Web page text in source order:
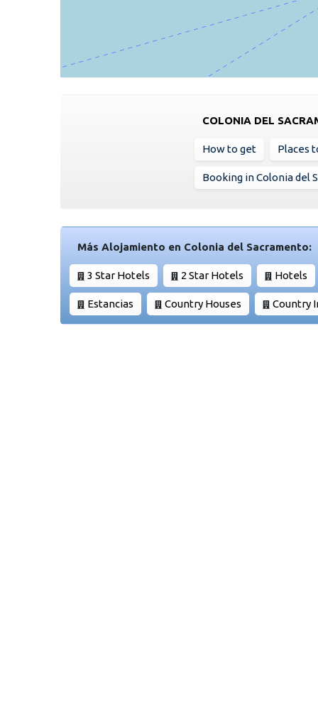
COLONIA DEL
How to get Places
Booking in Colonia del
Más Alojamiento en Colonia del Sacramento:
3 Star Hotels 2 Star Hotels Hotels
Estancias Country Houses Country